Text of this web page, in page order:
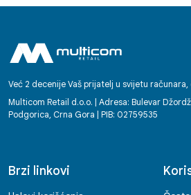
Već 2 decenije Vaš prijatelj u svijetu
Multicom Retail d.o.o. | Adresa: Bulevar
Podgorica, Crna Gora | PIB: 02759535
Brzi linkovi